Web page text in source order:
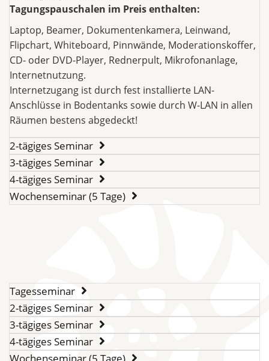
Tagungspauschalen im Preis enthalten:
Laptop, Beamer, Dokumentenkamera, Leinwand,
Flipchart, Whiteboard, Pinnwände, Moderationskoffer,
CD- oder DVD-Player, Rednerpult, Mikrofonanlage,
Internetnutzung.
Internetzugang ist durch fest installierte LAN-
Anschlüsse in Bodentanks sowie durch W-LAN in allen
Räumen bestens abgedeckt!
2-tägiges Seminar
3-tägiges Seminar
4-tägiges Seminar
Wochenseminar (5 Tage)
Tagesseminar
2-tägiges Seminar
3-tägiges Seminar
4-tägiges Seminar